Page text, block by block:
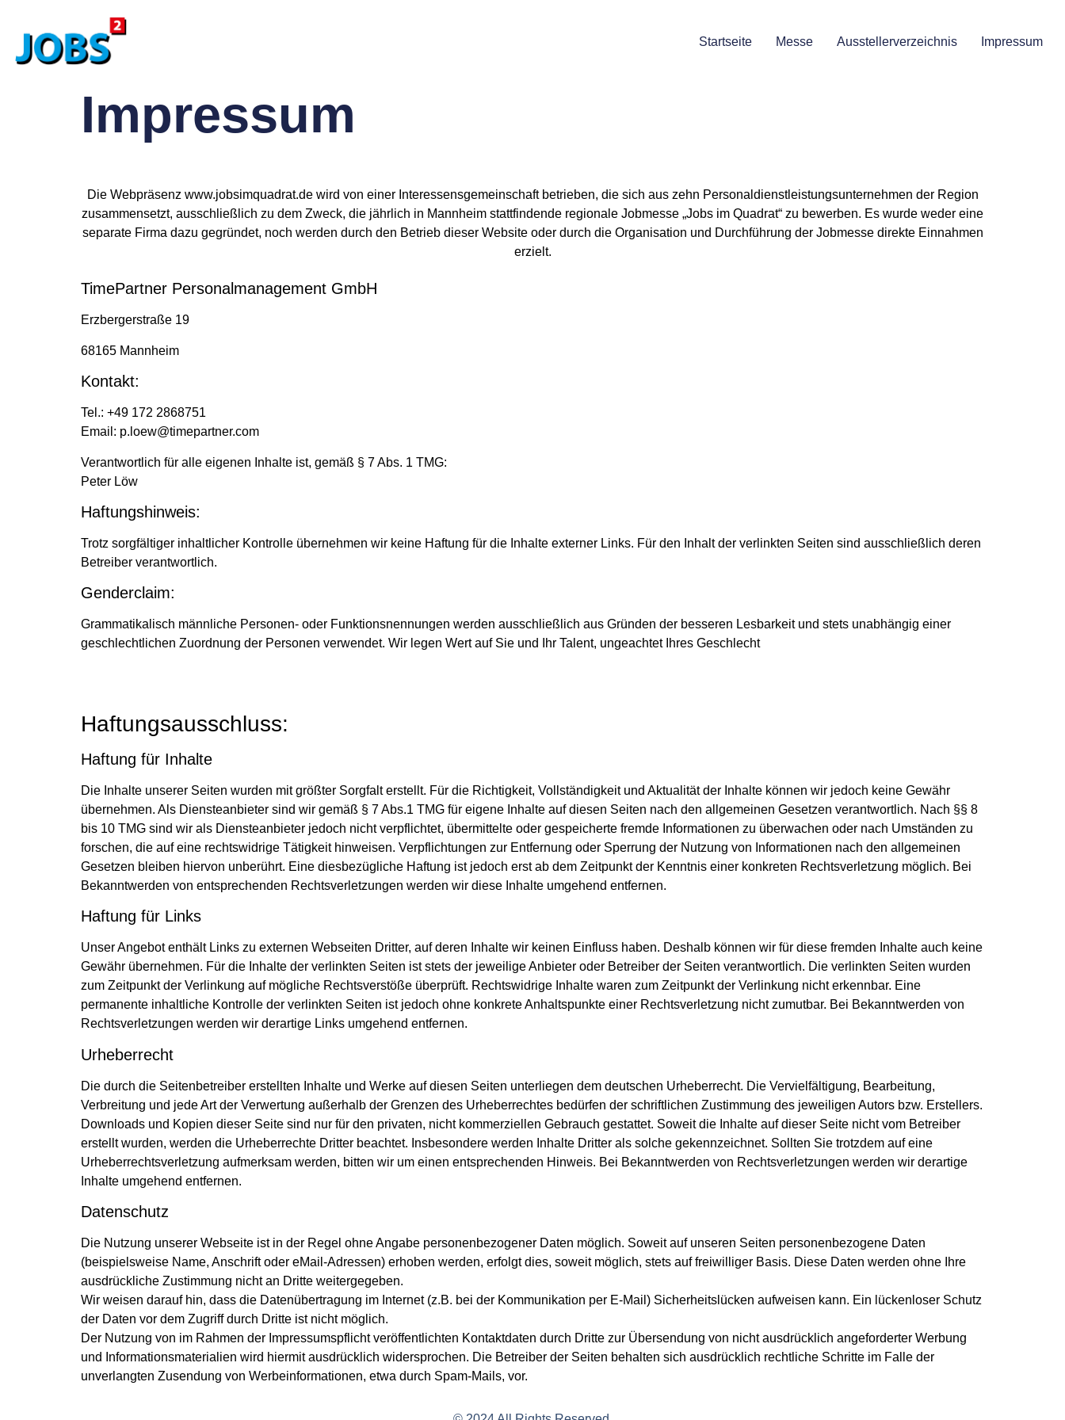
Startseite Messe Ausstellerverzeichnis Impressum
Impressum
Die Webpräsenz www.jobsimquadrat.de wird von einer Interessensgemeinschaft betrieben, die sich aus zehn Personaldienstleistungsunternehmen der Region
zusammensetzt, ausschließlich zu dem Zweck, die jährlich in Mannheim stattfindende regionale Jobmesse „Jobs im Quadrat“ zu bewerben. Es wurde weder eine
separate Firma dazu gegründet, noch werden durch den Betrieb dieser Website oder durch die Organisation und Durchführung der Jobmesse direkte Einnahmen
erzielt.
TimePartner Personalmanagement GmbH
Erzbergerstraße 19
68165 Mannheim
Kontakt:
Tel.: +49 172 2868751
Email: p.loew@timepartner.com
Verantwortlich für alle eigenen Inhalte ist, gemäß § 7 Abs. 1 TMG:
Peter Löw
Haftungshinweis:
Trotz sorgfältiger inhaltlicher Kontrolle übernehmen wir keine Haftung für die Inhalte externer Links. Für den Inhalt der verlinkten Seiten sind ausschließlich deren
Betreiber verantwortlich.
Genderclaim:
Grammatikalisch männliche Personen- oder Funktionsnennungen werden ausschließlich aus Gründen der besseren Lesbarkeit und stets unabhängig einer
geschlechtlichen Zuordnung der Personen verwendet. Wir legen Wert auf Sie und Ihr Talent, ungeachtet Ihres Geschlecht
Haftungsausschluss:
Haftung für Inhalte
Die Inhalte unserer Seiten wurden mit größter Sorgfalt erstellt. Für die Richtigkeit, Vollständigkeit und Aktualität der Inhalte können wir jedoch keine Gewähr
übernehmen. Als Diensteanbieter sind wir gemäß § 7 Abs.1 TMG für eigene Inhalte auf diesen Seiten nach den allgemeinen Gesetzen verantwortlich. Nach §§ 8
bis 10 TMG sind wir als Diensteanbieter jedoch nicht verpflichtet, übermittelte oder gespeicherte fremde Informationen zu überwachen oder nach Umständen zu
forschen, die auf eine rechtswidrige Tätigkeit hinweisen. Verpflichtungen zur Entfernung oder Sperrung der Nutzung von Informationen nach den allgemeinen
Gesetzen bleiben hiervon unberührt. Eine diesbezügliche Haftung ist jedoch erst ab dem Zeitpunkt der Kenntnis einer konkreten Rechtsverletzung möglich. Bei
Bekanntwerden von entsprechenden Rechtsverletzungen werden wir diese Inhalte umgehend entfernen.
Haftung für Links
Unser Angebot enthält Links zu externen Webseiten Dritter, auf deren Inhalte wir keinen Einfluss haben. Deshalb können wir für diese fremden Inhalte auch keine
Gewähr übernehmen. Für die Inhalte der verlinkten Seiten ist stets der jeweilige Anbieter oder Betreiber der Seiten verantwortlich. Die verlinkten Seiten wurden
zum Zeitpunkt der Verlinkung auf mögliche Rechtsverstöße überprüft. Rechtswidrige Inhalte waren zum Zeitpunkt der Verlinkung nicht erkennbar. Eine
permanente inhaltliche Kontrolle der verlinkten Seiten ist jedoch ohne konkrete Anhaltspunkte einer Rechtsverletzung nicht zumutbar. Bei Bekanntwerden von
Rechtsverletzungen werden wir derartige Links umgehend entfernen.
Urheberrecht
Die durch die Seitenbetreiber erstellten Inhalte und Werke auf diesen Seiten unterliegen dem deutschen Urheberrecht. Die Vervielfältigung, Bearbeitung,
Verbreitung und jede Art der Verwertung außerhalb der Grenzen des Urheberrechtes bedürfen der schriftlichen Zustimmung des jeweiligen Autors bzw. Erstellers.
Downloads und Kopien dieser Seite sind nur für den privaten, nicht kommerziellen Gebrauch gestattet. Soweit die Inhalte auf dieser Seite nicht vom Betreiber
erstellt wurden, werden die Urheberrechte Dritter beachtet. Insbesondere werden Inhalte Dritter als solche gekennzeichnet. Sollten Sie trotzdem auf eine
Urheberrechtsverletzung aufmerksam werden, bitten wir um einen entsprechenden Hinweis. Bei Bekanntwerden von Rechtsverletzungen werden wir derartige
Inhalte umgehend entfernen.
Datenschutz
Die Nutzung unserer Webseite ist in der Regel ohne Angabe personenbezogener Daten möglich. Soweit auf unseren Seiten personenbezogene Daten
(beispielsweise Name, Anschrift oder eMail-Adressen) erhoben werden, erfolgt dies, soweit möglich, stets auf freiwilliger Basis. Diese Daten werden ohne Ihre
ausdrückliche Zustimmung nicht an Dritte weitergegeben.
Wir weisen darauf hin, dass die Datenübertragung im Internet (z.B. bei der Kommunikation per E-Mail) Sicherheitslücken aufweisen kann. Ein lückenloser Schutz
der Daten vor dem Zugriff durch Dritte ist nicht möglich.
Der Nutzung von im Rahmen der Impressumspflicht veröffentlichten Kontaktdaten durch Dritte zur Übersendung von nicht ausdrücklich angeforderter Werbung
und Informationsmaterialien wird hiermit ausdrücklich widersprochen. Die Betreiber der Seiten behalten sich ausdrücklich rechtliche Schritte im Falle der
unverlangten Zusendung von Werbeinformationen, etwa durch Spam-Mails, vor.